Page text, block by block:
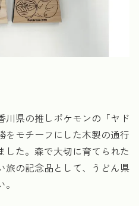
川県の推しポケモンの「ヤド
をモチーフにした木製の通行
した。森で大切に育てられた
旅の記念品として、うどん県